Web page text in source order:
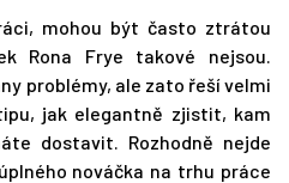
mohou být často ztrátou
Rona Frye takové nejsou.
problémy, ale zato řeší velmi
jak elegantně zjistit, kam
dostavit. Rozhodně nejde
nováčka na trhu práce